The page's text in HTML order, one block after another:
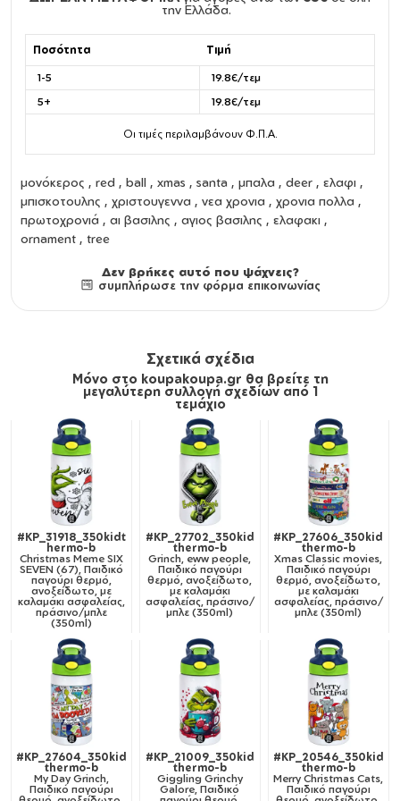
την Ελλάδα.
Ποσότητα Τιμή
1-5
19.8€/τεμ
5+
19.8€/τεμ
Οι τιμές περιλαμβάνουν Φ.Π.Α.
μονόκερος , red , ball , xmas , santa , μπαλα , deer , ελαφι ,
μπισκοτουλης , χριστουγεννα , νεα χρονια , χρονια πολλα ,
πρωτοχρονιά , αι βασιλης , αγιος βασιλης , ελαφακι ,
ornament , tree
Δεν βρήκες αυτό που ψάχνεις?
συμπλήρωσε την φόρμα επικοινωνίας
Σχετικά σχέδια
Μόνο στο koupakoupa.gr θα βρείτε τη
μεγαλύτερη συλλογή σχεδίων από 1
τεμάχιο
#KP_31918_350kidt
hermo-b
Christmas Meme SIX
SEVEN (67), Παιδικό
παγούρι θερμό,
ανοξείδωτο, με
καλαμάκι ασφαλείας,
πράσινο/μπλε
(350ml)
#KP_27702_350kid
thermo-b
Grinch, eww people,
Παιδικό παγούρι
θερμό, ανοξείδωτο,
με καλαμάκι
ασφαλείας, πράσινο/
μπλε (350ml)
#KP_27606_350kid
thermo-b
Xmas Classic movies,
Παιδικό παγούρι
θερμό, ανοξείδωτο,
με καλαμάκι
ασφαλείας, πράσινο/
μπλε (350ml)
#KP_27604_350kid
thermo-b
My Day Grinch,
Παιδικό παγούρι
#KP_21009_350kid
thermo-b
Giggling Grinchy
Galore, Παιδικό
#KP_20546_350kid
thermo-b
Merry Christmas Cats,
Παιδικό παγούρι